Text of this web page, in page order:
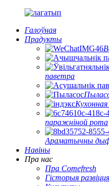
Галоўная
Прадукты
паветра
паражніной рота
Араматычны
Навіны
Пра нас
Пра Comefresh
Гісторыя развіцця